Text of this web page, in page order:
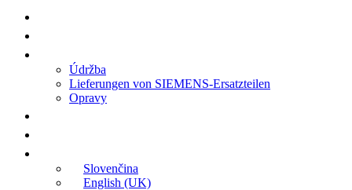
Údržba
Lieferungen von SIEMENS-Ersatzteilen
Opravy
Slovenčina
English (UK)